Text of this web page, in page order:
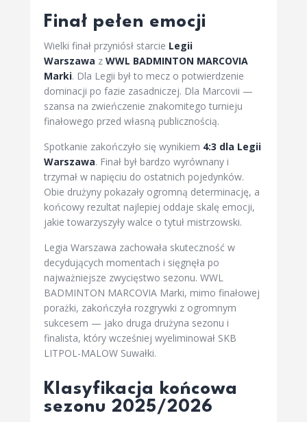
Finał pełen emocji
Wielki finał przyniósł starcie Legii
Warszawa z WWL BADMINTON MARCOVIA
Marki. Dla Legii był to mecz o potwierdzenie
dominacji po fazie zasadniczej. Dla Marcovii —
szansa na zwieńczenie znakomitego turnieju
finałowego przed własną publicznością.
Spotkanie zakończyło się wynikiem 4:3 dla Legii
Warszawa. Finał był bardzo wyrównany i
trzymał w napięciu do ostatnich pojedynków.
Obie drużyny pokazały ogromną determinację, a
końcowy rezultat najlepiej oddaje skalę emocji,
jakie towarzyszyły walce o tytuł mistrzowski.
Legia Warszawa zachowała skuteczność w
decydujących momentach i sięgnęła po
najważniejsze zwycięstwo sezonu. WWL
BADMINTON MARCOVIA Marki, mimo finałowej
porażki, zakończyła rozgrywki z ogromnym
sukcesem — jako druga drużyna sezonu i
finalista, który wcześniej wyeliminował SKB
LITPOL-MALOW Suwałki.
Klasyfikacja końcowa
sezonu 2025/2026